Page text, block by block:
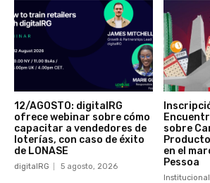
12/AGOSTO: digitalRG
ofrece webinar sobre cómo
capacitar a vendedores de
loterías, con caso de éxito
de LONASE
digitalRG 5 agosto, 2026
sobre
en el
Pessoa
Institucional